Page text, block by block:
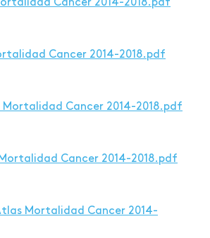
Cancer 2014-2018.pdf
Cancer 2014-2018.pdf
Mortalidad Cancer 2014-2018.pdf
Cancer 2014-2018.pdf
Mortalidad Cancer 2014-